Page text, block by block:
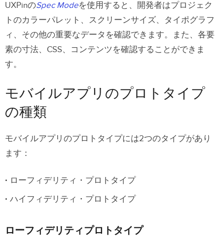
UXPinのSpec Modeを使用すると、開発者はプロジェク
トのカラーパレット、スクリーンサイズ、タイポグラフ
ィ、その他の重要なデータを確認できます。また、各要
素の寸法、CSS、コンテンツを確認することができま
す。
モバイルアプリのプロトタイプ
の種類
モバイルアプリのプロトタイプには2つのタイプがあり
ます：
ローフィデリティ・プロトタイプ
ハイフィデリティ・プロトタイプ
ローフィデリティプロトタイプ